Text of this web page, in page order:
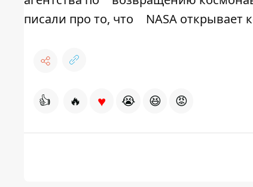
писали про то, что
NASA открывает
👍 🔥 ♥ 😭 😆 😡